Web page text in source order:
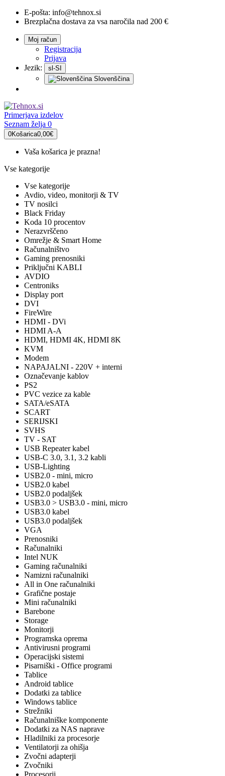
E-pošta: info@tehnox.si
Brezplačna dostava za vsa naročila nad 200 €
Moj račun
Registracija
Prijava
Jezik:
sl-SI
Slovenščina
Primerjava izdelov
Seznam želja 0
0Košarica0,00€
Vaša košarica je prazna!
Vse kategorije
Vse kategorije
Avdio, video, monitorji & TV
TV nosilci
Black Friday
Koda 10 procentov
Nerazvrščeno
Omrežje & Smart Home
Računalništvo
Gaming prenosniki
Priključni KABLI
AVDIO
Centroniks
Display port
DVI
FireWire
HDMI - DVi
HDMI A-A
HDMI, HDMI 4K, HDMI 8K
KVM
Modem
NAPAJALNI - 220V + interni
Označevanje kablov
PS2
PVC vezice za kable
SATA/eSATA
SCART
SERIJSKI
SVHS
TV - SAT
USB Repeater kabel
USB-C 3.0, 3.1, 3.2 kabli
USB-Lighting
USB2.0 - mini, micro
USB2.0 kabel
USB2.0 podaljšek
USB3.0 > USB3.0 - mini, micro
USB3.0 kabel
USB3.0 podaljšek
VGA
Prenosniki
Računalniki
Intel NUK
Gaming računalniki
Namizni računalniki
All in One računalniki
Grafične postaje
Mini računalniki
Barebone
Storage
Monitorji
Programska oprema
Antivirusni programi
Operacijski sistemi
Pisarniški - Office programi
Tablice
Android tablice
Dodatki za tablice
Windows tablice
Strežniki
Računalniške komponente
Dodatki za NAS naprave
Hladilniki za procesorje
Ventilatorji za ohišja
Zvočni adapterji
Zvočniki
Procesorji